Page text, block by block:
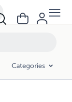
Categories
Cefalea